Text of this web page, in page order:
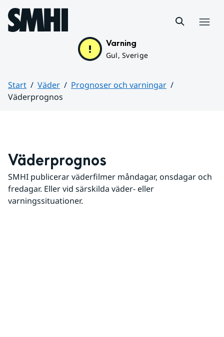
Hoppa till sidans innehåll
Varning
Gul, Sverige
Start Väder
Prognoser och varningar
Väderprognos
Väderprognos
SMHI publicerar väderfilmer måndagar, onsdagar och
fredagar. Eller vid särskilda väder- eller
varningssituationer.